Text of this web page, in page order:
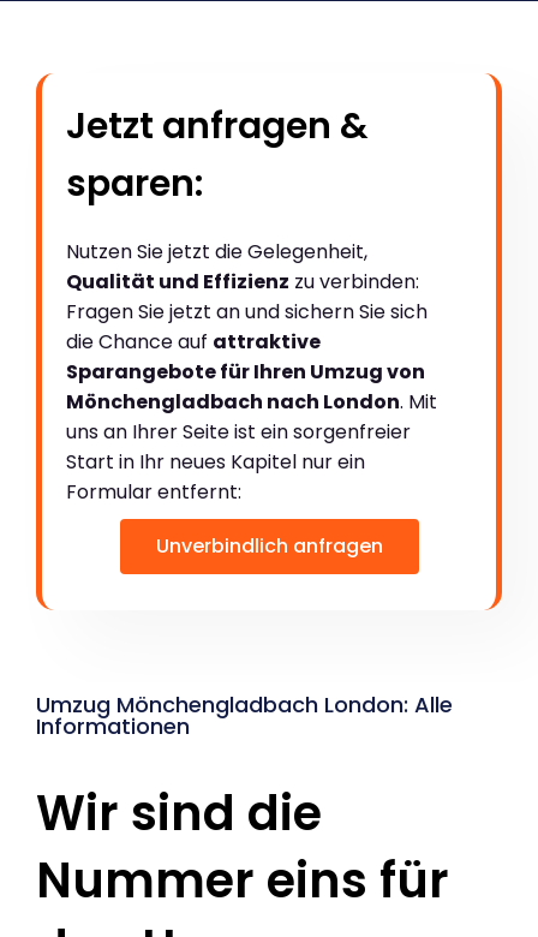
Jetzt anfragen &
sparen:
Nutzen Sie jetzt die Gelegenheit,
Qualität und Effizienz zu verbinden:
Fragen Sie jetzt an und sichern Sie sich
die Chance auf attraktive
Sparangebote für Ihren Umzug von
Mönchengladbach nach London. Mit
uns an Ihrer Seite ist ein sorgenfreier
Start in Ihr neues Kapitel nur ein
Formular entfernt:
Unverbindlich anfragen
Umzug Mönchengladbach London: Alle
Informationen
Wir sind die
Nummer eins für